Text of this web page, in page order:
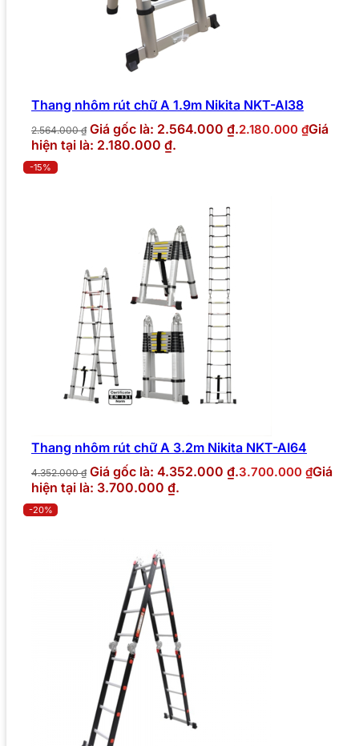
Thang nhôm rút chữ A 1.9m Nikita NKT-AI38
2.564.000₫ Giá gốc là: 2.564.000 ₫.2.180.000 ₫Giá
hiện tại là: 2.180.000 ₫.
-15%
Thang nhôm rút chữ A 3.2m Nikita NKT-AI64
4.352.000₫ Giá gốc là: 4.352.000 ₫.3.700.000 ₫Giá
hiện tại là: 3.700.000 ₫.
-20%